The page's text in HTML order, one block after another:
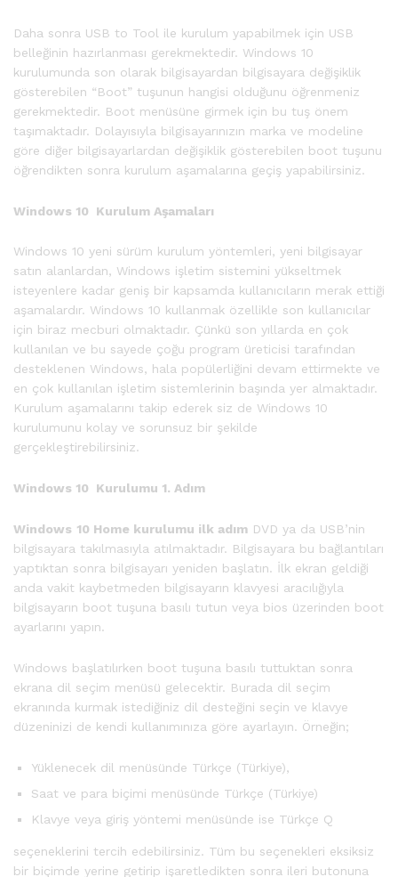
Daha sonra USB to Tool ile kurulum yapabilmek için USB
belleğinin hazırlanması gerekmektedir. Windows 10
kurulumunda son olarak bilgisayardan bilgisayara değişiklik
gösterebilen “Boot” tuşunun hangisi olduğunu öğrenmeniz
gerekmektedir. Boot menüsüne girmek için bu tuş önem
taşımaktadır. Dolayısıyla bilgisayarınızın marka ve modeline
göre diğer bilgisayarlardan değişiklik gösterebilen boot tuşunu
öğrendikten sonra kurulum aşamalarına geçiş yapabilirsiniz.
Windows 10 Kurulum Aşamaları
Windows 10 yeni sürüm kurulum yöntemleri, yeni bilgisayar
satın alanlardan, Windows işletim sistemini yükseltmek
isteyenlere kadar geniş bir kapsamda kullanıcıların merak ettiği
aşamalardır. Windows 10 kullanmak özellikle son kullanıcılar
için biraz mecburi olmaktadır. Çünkü son yıllarda en çok
kullanılan ve bu sayede çoğu program üreticisi tarafından
desteklenen Windows, hala popülerliğini devam ettirmekte ve
en çok kullanılan işletim sistemlerinin başında yer almaktadır.
Kurulum aşamalarını takip ederek siz de Windows 10
kurulumunu kolay ve sorunsuz bir şekilde
gerçekleştirebilirsiniz.
Windows 10 Kurulumu 1. Adım
Windows 10 Home kurulumu ilk adım DVD ya da USB’nin
bilgisayara takılmasıyla atılmaktadır. Bilgisayara bu bağlantıları
yaptıktan sonra bilgisayarı yeniden başlatın. İlk ekran geldiği
anda vakit kaybetmeden bilgisayarın klavyesi aracılığıyla
bilgisayarın boot tuşuna basılı tutun veya bios üzerinden boot
ayarlarını yapın.
Windows başlatılırken boot tuşuna basılı tuttuktan sonra
ekrana dil seçim menüsü gelecektir. Burada dil seçim
ekranında kurmak istediğiniz dil desteğini seçin ve klavye
düzeninizi de kendi kullanımınıza göre ayarlayın. Örneğin;
Yüklenecek dil menüsünde Türkçe (Türkiye),
Saat ve para biçimi menüsünde Türkçe (Türkiye)
Klavye veya giriş yöntemi menüsünde ise Türkçe Q
seçeneklerini tercih edebilirsiniz. Tüm bu seçenekleri eksiksiz
bir biçimde yerine getirip işaretledikten sonra ileri butonuna